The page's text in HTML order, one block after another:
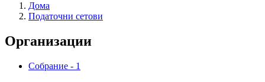
Дома
Податочни сетови
Организации
Собрание - 1